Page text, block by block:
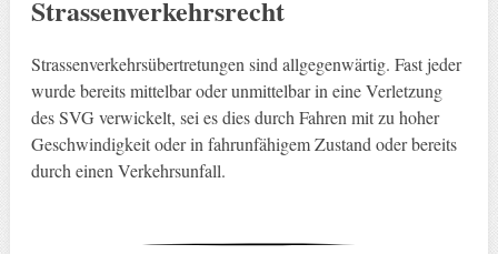
Strassenverkehrsrecht
Strassenverkehrsübertretungen sind allgegenwärtig. Fast jeder
wurde bereits mittelbar oder unmittelbar in eine Verletzung
des SVG verwickelt, sei es dies durch Fahren mit zu hoher
Geschwindigkeit oder in fahrunfähigem Zustand oder bereits
durch einen Verkehrsunfall.